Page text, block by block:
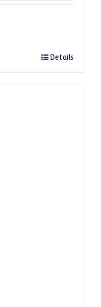
Details